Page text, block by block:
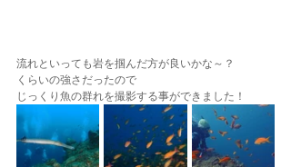
流れといっても岩を掴んだ方が良いかな～？
くらいの強さだったので
じっくり魚の群れを撮影する事ができました！